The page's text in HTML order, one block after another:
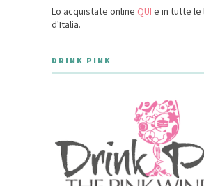
Lo acquistate online QUI e in tutte le
d'Italia.
DRINK PINK